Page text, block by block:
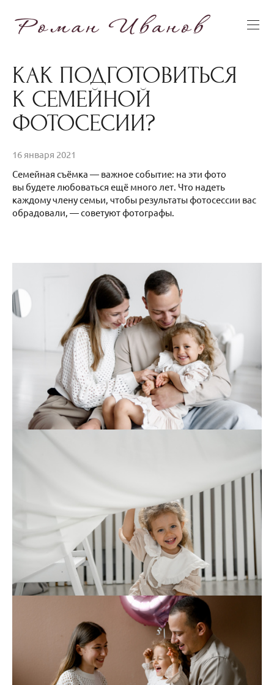
КАК ПОДГОТОВИТЬСЯ
К СЕМЕЙНОЙ
ФОТОСЕСИИ?
16 января 2021
Семейная съёмка — важное событие: на эти фото
вы будете любоваться ещё много лет. Что надеть
каждому члену семьи, чтобы результаты фотосессии вас
обрадовали, — советуют фотографы.